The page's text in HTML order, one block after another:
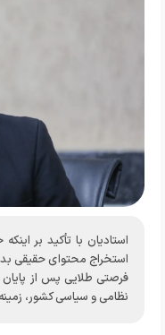
استادیان با تأکید بر
استخراج محتوای حقیقی
فرصتی طلایی پس از
نظامی و سیاسی کشور،